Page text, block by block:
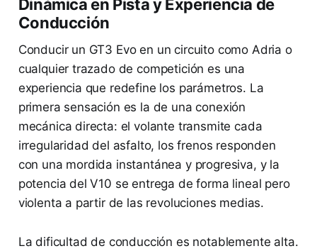
Dinámica en Pista y Experiencia de
Conducción
Conducir un GT3 Evo en un circuito como Adria o
cualquier trazado de competición es una
experiencia que redefine los parámetros. La
primera sensación es la de una conexión
mecánica directa: el volante transmite cada
irregularidad del asfalto, los frenos responden
con una mordida instantánea y progresiva, y la
potencia del V10 se entrega de forma lineal pero
violenta a partir de las revoluciones medias.
La dificultad de conducción es notablemente alta.